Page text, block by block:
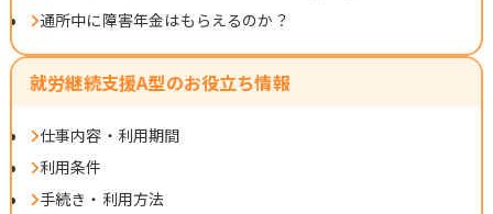
通所中に障害年金はもらえるのか？
就労継続支援A型のお役立ち情報
仕事内容・利用期間
利用条件
手続き・利用方法